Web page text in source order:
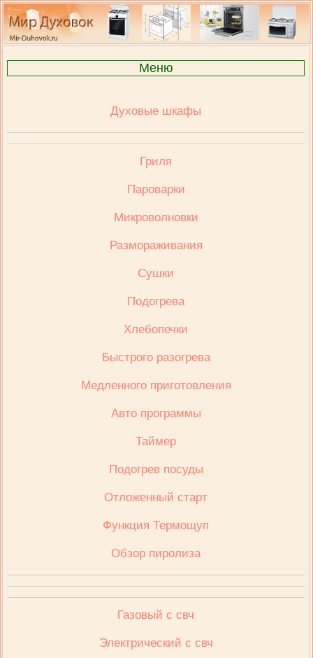
Меню
Духовые шкафы
Гриля
Пароварки
Микроволновки
Размораживания
Сушки
Подогрева
Хлебопечки
Быстрого разогрева
Медленного приготовления
Авто программы
Таймер
Подогрев посуды
Отложенный старт
Функция Термощуп
Обзор пиролиза
Газовый с свч
Электрический с свч